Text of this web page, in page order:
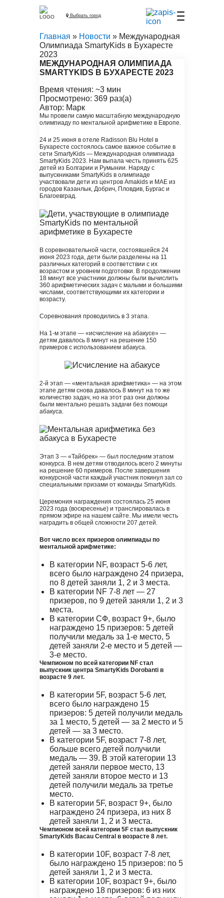
Выбрать город
Главная » Новости » Международная
Олимпиада SmartyKids в Бухаресте
2023
МЕЖДУНАРОДНАЯ ОЛИМПИАДА
SMARTYKIDS В БУХАРЕСТЕ 2023
Время чтения: ~3 мин
Просмотрено: 369 раз(а)
Автор: Марк
Мы провели самую масштабную международную
олимпиаду по ментальной арифметике в Европе.
24 и 25 июня в отеле Radisson Blu Hotel в
Бухаресте состоялось самое важное событие в
сети SmartyKids — Международная олимпиада
SmartyKids 2023. Нам выпала честь принять 625
детей из Болгарии и Румынии. Наряду с
выпускниками SmartyKids в олимпиаде
участвовали дети из центров Amakids и МАЕ из
городов Казанлык, Добрич, Пловдив, Бургас и
Благоевград.
В соревновательной части, состоявшейся 24
июня 2023 года, дети были разделены на 11
различных категорий в соответствии с их
возрастом и уровнем подготовки. В продолжении
18 минут все участники должны были вычислить
360 арифметических задач с малыми и большими
числами, соответствующими их категории и
возрасту.
Соревнования проводились в 3 этапа.
На 1-м этапе — «исчисление на абакусе» —
детям давалось 8 минут на решение 150
примеров с использованием абакуса.
2-й этап — «ментальная арифметика» — на этом
этапе детям снова давалось 8 минут на то же
количество задач, но на этот раз они должны
были ментально решать задачи без помощи
абакуса.
Этап 3 — «Тайбрек» — был последним этапом
конкурса. В нем детям отводилось всего 2 минуты
на решение 60 примеров. После завершения
конкурсной части каждый участник покинул зал со
специальными призами от команды SmartyKids.
Церемония награждения состоялась 25 июня
2023 года (воскресенье) и транслировалась в
прямом эфире на нашем сайте. Мы имели честь
наградить в общей сложности 207 детей.
Вот число всех призеров олимпиады по
ментальной арифметике:
В категории NF, возраст 5-6 лет,
всего было награждено 24 призера,
по 8 детей заняли 1, 2 и 3 места.
В категории NF 7-8 лет — 27
призеров, по 9 детей заняли 1, 2 и 3
места.
В категории СФ, возраст 9+, было
награждено 15 призеров: 5 детей
получили медаль за 1-е место, 5
детей заняли 2-е место и 5 детей —
3-е место.
Чемпионом по всей категории NF стал
выпускник центра SmartyKids Dorobanti в
возрасте 9 лет.
В категории 5F, возраст 5-6 лет,
всего было награждено 15
призеров: 5 детей получили медаль
за 1 место, 5 детей — за 2 место и 5
детей — за 3 место.
В категории 5F, возраст 7-8 лет,
больше всего детей получили
медаль — 39. В этой категории 13
детей заняли первое место, 13
детей заняли второе место и 13
детей получили медаль за третье
место.
В категории 5F, возраст 9+, было
награждено 24 призера, из них 8
детей заняли 1, 2 и 3 места.
Чемпионом всей категории 5F стал выпускник
SmartyKids Bacau Central в возрасте 8 лет.
В категории 10F, возраст 7-8 лет,
было награждено 15 призеров: по 5
детей заняли 1, 2 и 3 места.
В категории 10F, возраст 9+, было
награждено 18 призеров: 6 из них